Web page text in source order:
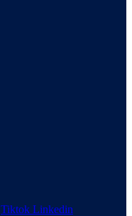
Tiktok Linkedin